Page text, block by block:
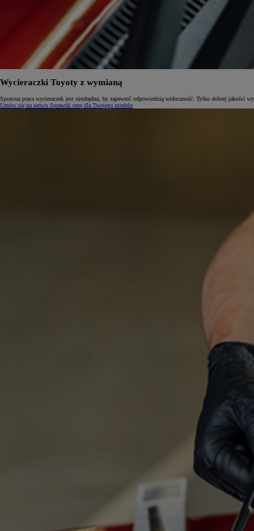
Wycieraczki Toyoty z wymianą
Sprawna praca wycieraczek jest niezbędna, by zapewnić odpowiednią widoczność. Tylko dobrej jakości
Umów się na serwis Sprawdź cenę dla Twojego modelu